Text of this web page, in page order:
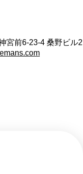
宮前6-23-4 桑野ビル2